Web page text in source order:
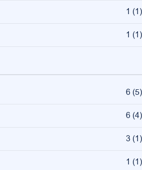
1 (1)
1 (1)
6 (5)
6 (4)
3 (1)
1 (1)